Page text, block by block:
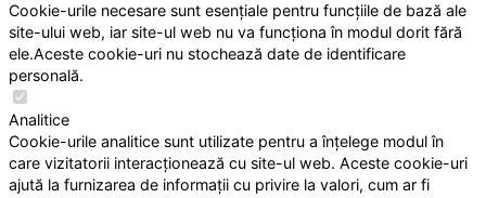
Cookie-urile necesare sunt esențiale pentru funcțiile de bază ale
site-ului web, iar site-ul web nu va funcționa în modul dorit fără
ele.Aceste cookie-uri nu stochează date de identificare
personală.
Analitice
Cookie-urile analitice sunt utilizate pentru a înțelege modul în
care vizitatorii interacționează cu site-ul web. Aceste cookie-uri
ajută la furnizarea de informații cu privire la valori, cum ar fi